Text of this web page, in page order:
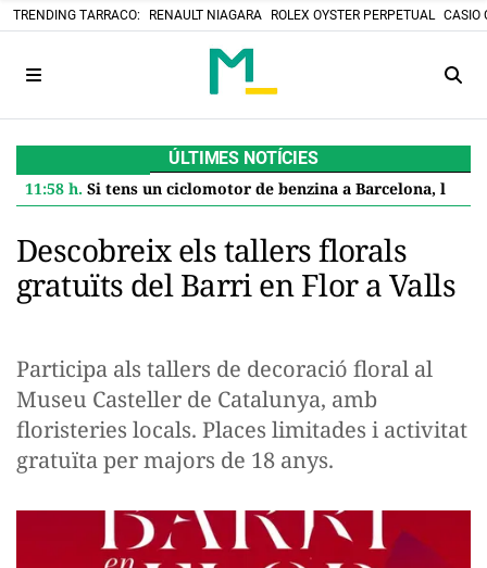
TRENDING TARRACO: RENAULT NIAGARA ROLEX OYSTER PERPETUAL CASIO
ÚLTIMES NOTÍCIES
11:58 h. Si tens un ciclomotor de benzina a Barcelona, l'Ajuntament et paga 600 euros per jubilar-lo: així es demana l'ajuda
Descobreix els tallers florals
gratuïts del Barri en Flor a Valls
Participa als tallers de decoració floral al
Museu Casteller de Catalunya, amb
floristeries locals. Places limitades i activitat
gratuïta per majors de 18 anys.